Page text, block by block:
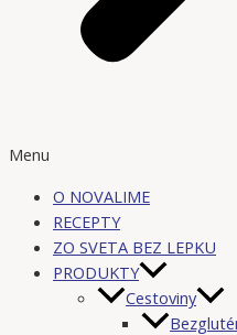
Menu
O NOVALIME
RECEPTY
ZO SVETA BEZ LEPKU
PRODUKTY
Cestoviny